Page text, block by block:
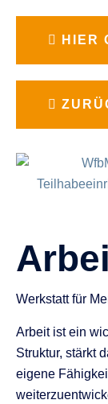
HIER
Werkstatt für
Arbeit ist ein
Struktur, stärkt
eigene